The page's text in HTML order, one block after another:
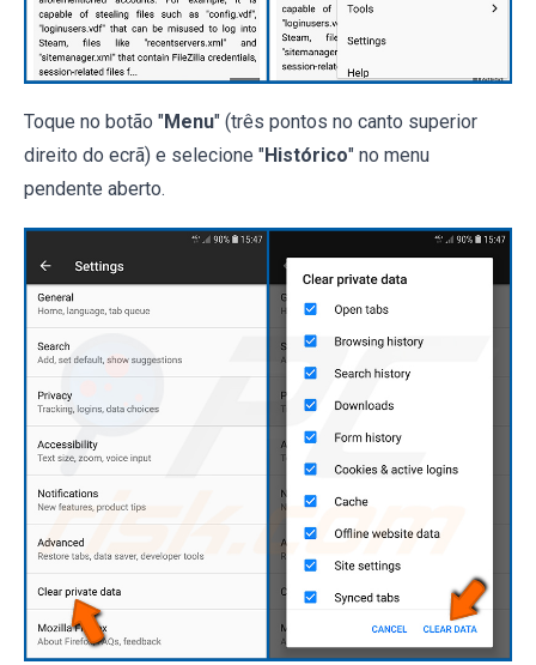
Toque no botão "Menu" (três pontos no canto superior
direito do ecrã) e selecione "Histórico" no menu
pendente aberto.